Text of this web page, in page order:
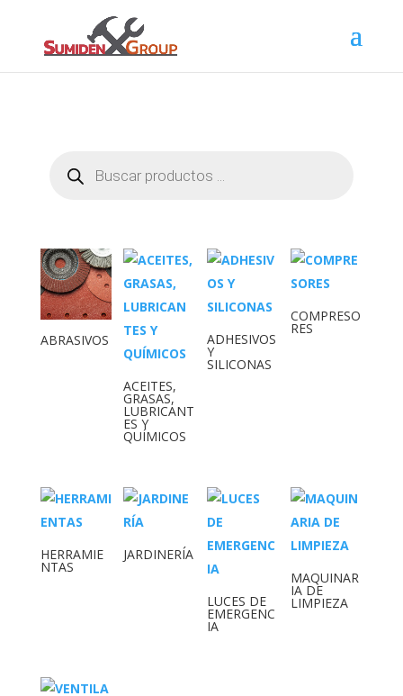
productos
ABRASIVOS
ACEITES,
GRASAS,
LUBRICANT
ES Y
QUÍMICOS
ADHESIVOS
Y
SILICONAS
COMPRESO
RES
HERRAMIE
NTAS
JARDINERÍA
LUCES DE
EMERGENC
IA
MAQUINAR
IA DE
LIMPIEZA